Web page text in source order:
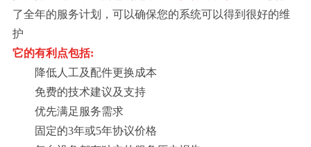
了全年的服务计划，可以确保您的系统可以得到很好的维
护
它的有利点包括:
降低人工及配件更换成本
免费的技术建议及支持
优先满足服务需求
固定的3年或5年协议价格